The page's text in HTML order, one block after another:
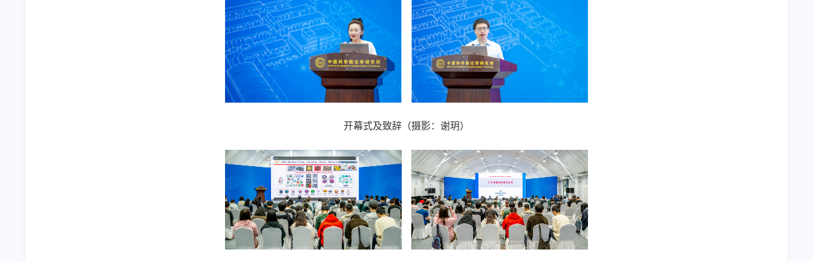
开幕式及致辞（摄影：谢玥）